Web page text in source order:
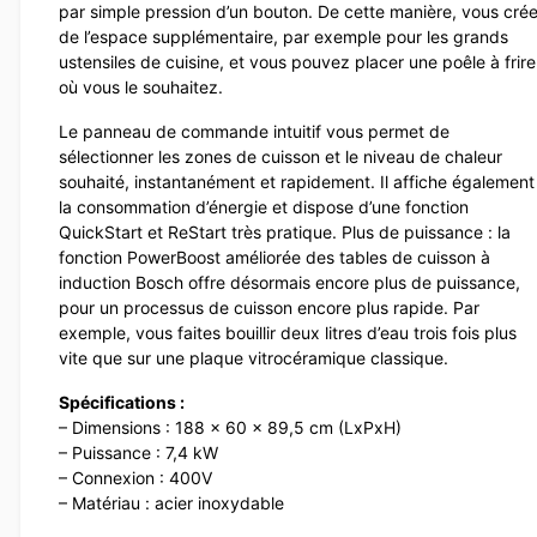
par simple pression d’un bouton. De cette manière, vous
de l’espace supplémentaire, par exemple pour les grands
ustensiles de cuisine, et vous pouvez placer une poêle à frire
où vous le souhaitez.
Le panneau de commande intuitif vous permet de
sélectionner les zones de cuisson et le niveau de chaleur
souhaité, instantanément et rapidement. Il affiche également
la consommation d’énergie et dispose d’une fonction
QuickStart et ReStart très pratique. Plus de puissance : la
fonction PowerBoost améliorée des tables de cuisson à
induction Bosch offre désormais encore plus de puissance,
pour un processus de cuisson encore plus rapide. Par
exemple, vous faites bouillir deux litres d’eau trois fois plus
vite que sur une plaque vitrocéramique classique.
Spécifications :
– Dimensions : 188 x 60 x 89,5 cm (LxPxH)
– Puissance : 7,4 kW
– Connexion : 400V
– Matériau : acier inoxydable